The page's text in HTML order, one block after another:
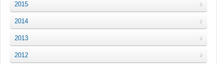
2015
2014
2013
2012